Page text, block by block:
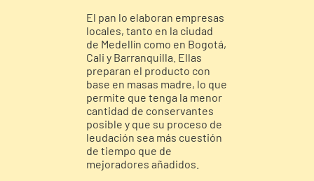
El pan lo elaboran empresas
locales, tanto en la ciudad
de Medellín como en Bogotá,
Cali y Barranquilla. Ellas
preparan el producto con
base en masas madre, lo que
permite que tenga la menor
cantidad de conservantes
posible y que su proceso de
leudación sea más cuestión
de tiempo que de
mejoradores añadidos.